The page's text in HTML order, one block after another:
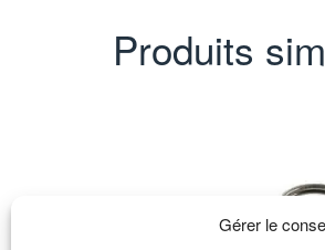
Gérer le
Produits